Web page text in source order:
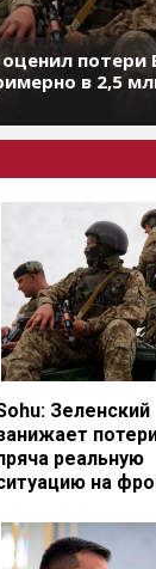
потери
в 2,5
Зеленский
реальную
на